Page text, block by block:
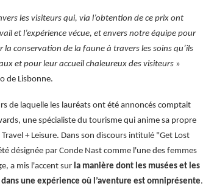
les visiteurs qui, via l’obtention de ce prix ont
et l’expérience vécue, et envers notre équipe pour
conservation de la faune à travers les soins qu’ils
et pour leur accueil chaleureux des visiteurs»
de Lisbonne.
de laquelle les lauréats ont été annoncés comptait
une spécialiste du tourisme qui anime sa propre
+ Leisure. Dans son discours intitulé "Get Lost
désignée par Conde Nast comme l'une des femmes
a mis l'accent sur la manière dont les musées et les
une expérience où l’aventure est omniprésente.